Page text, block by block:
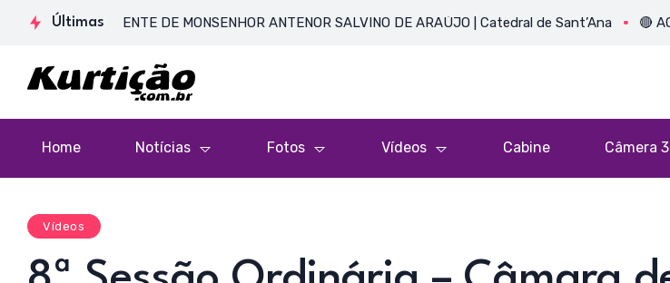
Últimas
PRESENTE DE MONSENHOR ANTENOR SALVINO DE ARAÚJO | Catedral de Sant’Ana 🔴 AO
Home Notícias Fotos Vídeos Cabine Câmera
Vídeos